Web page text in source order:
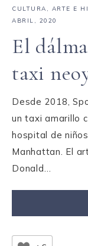
CULTURA, ARTE E
ABRIL, 2020
El
taxi
Desde 2018,
un taxi amarillo
hospital de
Manhattan. El
Donald…